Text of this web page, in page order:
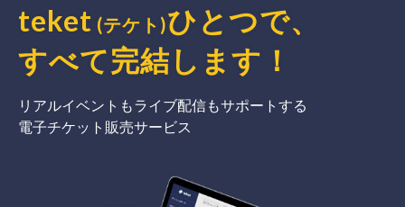
teket (テケト)ひとつで、
すべて完結 します ！
リアルイベントもライブ配信もサポートする
電子チケット販売サービス